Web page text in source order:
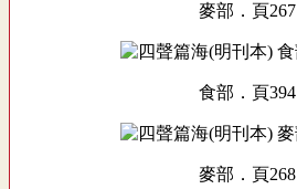
麥部．頁267
食部．頁394
麥部．頁268